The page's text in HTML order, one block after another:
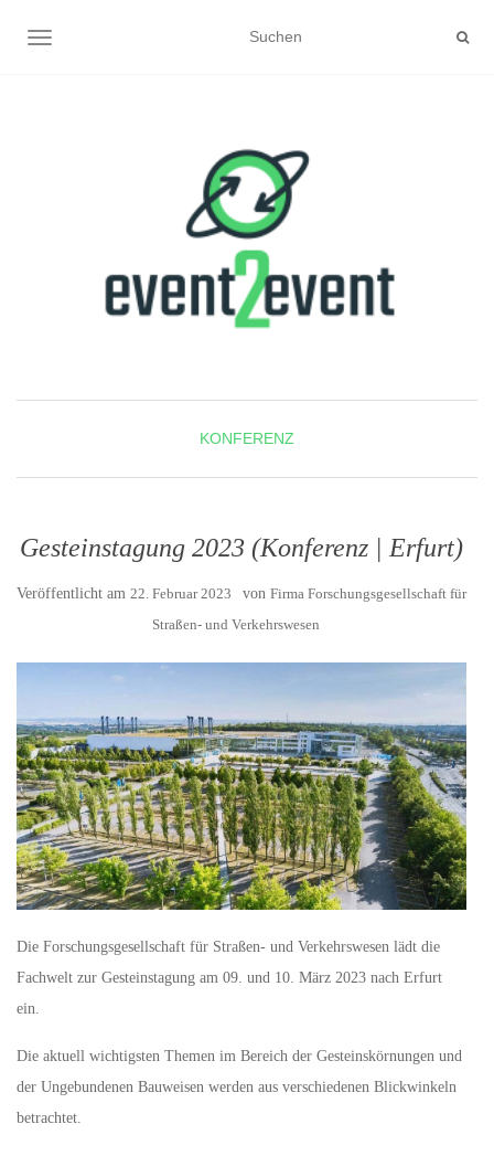
NAVIGATION UMSCHALTEN
KONFERENZ
Gesteinstagung 2023 (Konferenz | Erfurt)
Veröffentlicht am 22. Februar 2023 von Firma Forschungsgesellschaft für
Straßen- und Verkehrswesen
Die Forschungsgesellschaft für Straßen- und Verkehrswesen lädt die
Fachwelt zur Gesteinstagung am 09. und 10. März 2023 nach Erfurt
ein.
Die aktuell wichtigsten Themen im Bereich der Gesteinskörnungen und
der Ungebundenen Bauweisen werden aus verschiedenen Blickwinkeln
betrachtet.